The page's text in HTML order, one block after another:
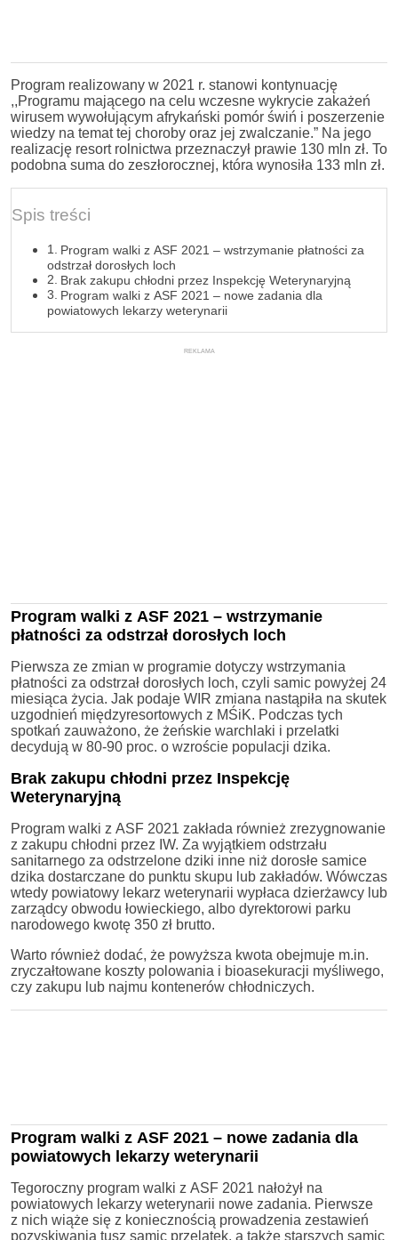
Program realizowany w 2021 r. stanowi kontynuację
,,Programu mającego na celu wczesne wykrycie zakażeń
wirusem wywołującym afrykański pomór świń i poszerzenie
wiedzy na temat tej choroby oraz jej zwalczanie.” Na jego
realizację resort rolnictwa przeznaczył prawie 130 mln zł. To
podobna suma do zeszłorocznej, która wynosiła 133 mln zł.
Spis treści
Program walki z ASF 2021 – wstrzymanie płatności za
odstrzał dorosłych loch
Brak zakupu chłodni przez Inspekcję Weterynaryjną
Program walki z ASF 2021 – nowe zadania dla
powiatowych lekarzy weterynarii
REKLAMA
Program walki z ASF 2021 – wstrzymanie
płatności za odstrzał dorosłych loch
Pierwsza ze zmian w programie dotyczy wstrzymania
płatności za odstrzał dorosłych loch, czyli samic powyżej 24
miesiąca życia. Jak podaje WIR zmiana nastąpiła na skutek
uzgodnień międzyresortowych z MŚiK. Podczas tych
spotkań zauważono, że żeńskie warchlaki i przelatki
decydują w 80-90 proc. o wzroście populacji dzika.
Brak zakupu chłodni przez Inspekcję
Weterynaryjną
Program walki z ASF 2021 zakłada również zrezygnowanie
z zakupu chłodni przez IW. Za wyjątkiem odstrzału
sanitarnego za odstrzelone dziki inne niż dorosłe samice
dzika dostarczane do punktu skupu lub zakładów. Wówczas
wtedy powiatowy lekarz weterynarii wypłaca dzierżawcy lub
zarządcy obwodu łowieckiego, albo dyrektorowi parku
narodowego kwotę 350 zł brutto.
Warto również dodać, że powyższa kwota obejmuje m.in.
zryczałtowane koszty polowania i bioasekuracji myśliwego,
czy zakupu lub najmu kontenerów chłodniczych.
Program walki z ASF 2021 – nowe zadania dla
powiatowych lekarzy weterynarii
Tegoroczny program walki z ASF 2021 nałożył na
powiatowych lekarzy weterynarii nowe zadania. Pierwsze
z nich wiąże się z koniecznością prowadzenia zestawień
pozyskiwania tusz samic przelatek, a także starszych samic